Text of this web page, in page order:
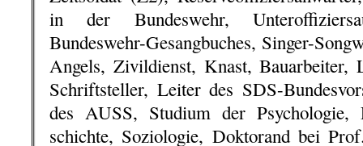
in der Bundeswehr,
Bundeswehr-Gesangbuches, Singer-
Angels, Zivildienst, Knast, Bauarbeiter,
Schriftsteller, Leiter des SDS-
des AUSS, Studium der Psychologie,
schichte, Soziologie, Doktorand bei